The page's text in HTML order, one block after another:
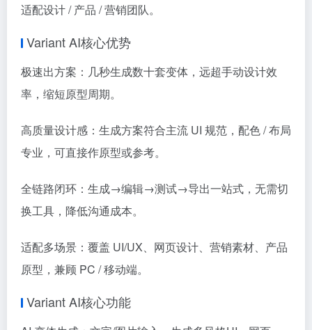
适配设计 / 产品 / 营销团队。
Variant AI核心优势
极速出方案：几秒生成数十套变体，远超手动设计效
率，缩短原型周期。
高质量设计感：生成方案符合主流 UI 规范，配色 / 布局
专业，可直接作原型或参考。
全链路闭环：生成→编辑→测试→导出一站式，无需切
换工具，降低沟通成本。
适配多场景：覆盖 UI/UX、网页设计、营销素材、产品
原型，兼顾 PC / 移动端。
Variant AI核心功能